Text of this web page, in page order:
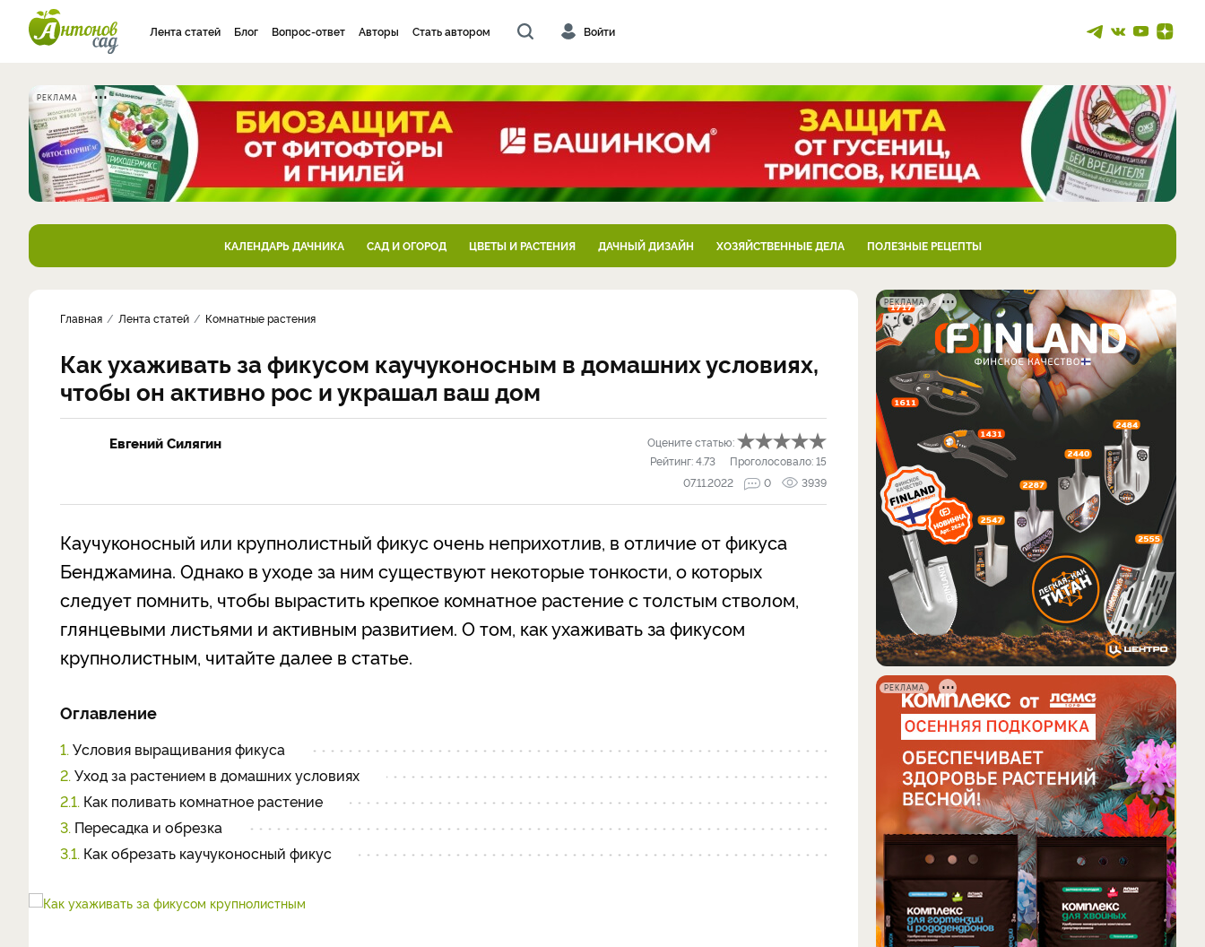
Лента статей Блог Вопрос-ответ Авторы Стать автором Войти
РЕКЛАМА
КАЛЕНДАРЬ ДАЧНИКА САД И ОГОРОД ЦВЕТЫ И РАСТЕНИЯ ДАЧНЫЙ ДИЗАЙН ХОЗЯЙСТВЕННЫЕ ДЕЛА ПОЛЕЗНЫЕ РЕЦЕПТЫ
Главная Лента статей Комнатные растения
Как ухаживать за фикусом каучуконосным в домашних условиях,
чтобы он активно рос и украшал ваш дом
Евгений Силягин
Оцените статью:
Рейтинг:4.73 Проголосовало:15
07.11.2022
0 3939
Каучуконосный или крупнолистный фикус очень неприхотлив, в отличие от фикуса
Бенджамина. Однако в уходе за ним существуют некоторые тонкости, о которых
следует помнить, чтобы вырастить крепкое комнатное растение с толстым стволом,
глянцевыми листьями и активным развитием. О том, как ухаживать за фикусом
крупнолистным, читайте далее в статье.
Оглавление
1. Условия выращивания фикуса
2. Уход за растением в домашних условиях
2.1. Как поливать комнатное растение
3. Пересадка и обрезка
3.1. Как обрезать каучуконосный фикус
РЕКЛАМА
РЕКЛАМА